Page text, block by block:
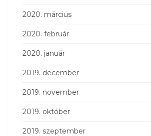
2020. március
2020. február
2020. január
2019. december
2019. november
2019. október
2019. szeptember